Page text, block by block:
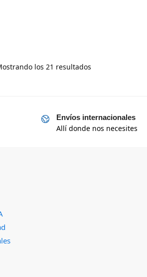
los 21 resultados
Envíos internacionales
Allí donde nos necesites